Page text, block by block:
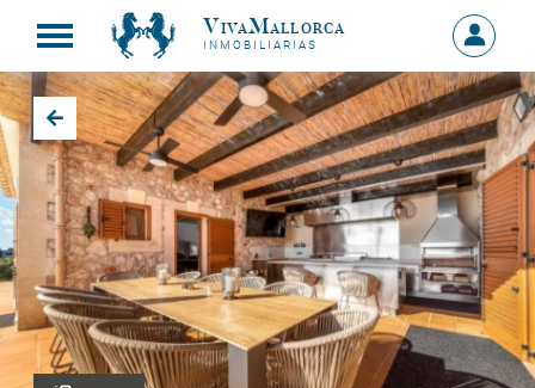
VivaMallorca
INMOBILIARIAS
Sign
in
MY
Back to search results